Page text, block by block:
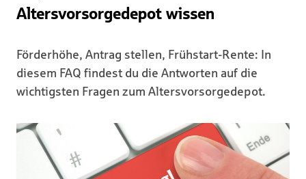
Altersvorsorgedepot wissen
Förderhöhe, Antrag stellen, Frühstart-Rente: In
diesem FAQ findest du die Antworten auf die
wichtigsten Fragen zum Altersvorsorgedepot.